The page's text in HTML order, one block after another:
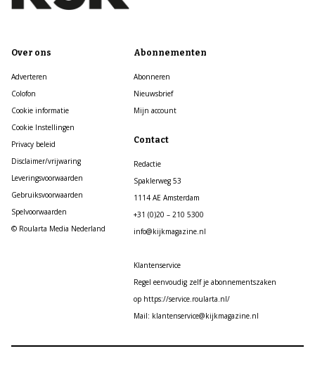
Over ons
Adverteren
Colofon
Cookie informatie
Cookie Instellingen
Privacy beleid
Disclaimer/vrijwaring
Leveringsvoorwaarden
Gebruiksvoorwaarden
Spelvoorwaarden
© Roularta Media Nederland
Abonnementen
Abonneren
Nieuwsbrief
Mijn account
Contact
Redactie
Spaklerweg 53
1114 AE Amsterdam
+31 (0)20 – 210 5300
info@kijkmagazine.nl
Klantenservice
Regel eenvoudig zelf je abonnementszaken
op https://service.roularta.nl/
Mail: klantenservice@kijkmagazine.nl